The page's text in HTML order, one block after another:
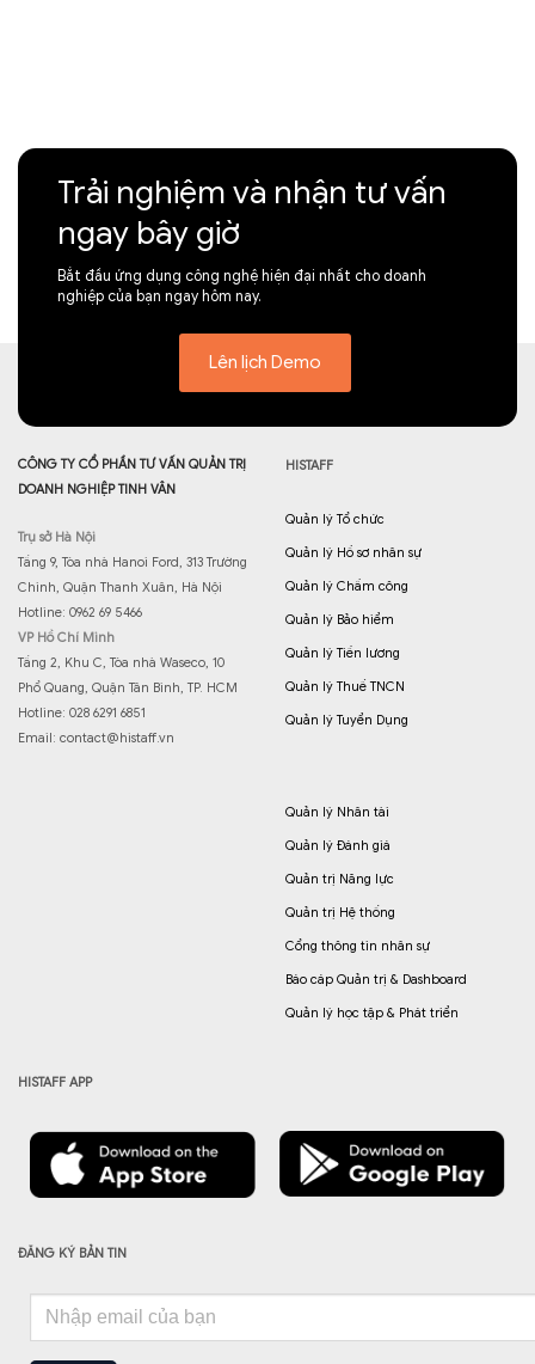
Trải nghiệm và nhận tư vấn
ngay bây giờ
Bắt đầu ứng dụng công nghệ hiện đại nhất cho doanh
nghiệp của bạn ngay hôm nay.
Lên lịch Demo
CÔNG TY CỔ PHẦN TƯ VẤN QUẢN TRỊ
DOANH NGHIỆP TINH VÂN
Trụ sở Hà Nội
Tầng 9, Tòa nhà Hanoi Ford, 313 Trường
Chinh, Quận Thanh Xuân, Hà Nội
Hotline: 0962 69 5466
VP Hồ Chí Minh
Tầng 2, Khu C, Tòa nhà Waseco, 10
Phổ Quang, Quận Tân Bình, TP. HCM
Hotline: 028 6291 6851
Email: contact@histaff.vn
HISTAFF
Quản lý Tổ chức
Quản lý Hồ sơ nhân sự
Quản lý Chấm công
Quản lý Bảo hiểm
Quản lý Tiền lương
Quản lý Thuế TNCN
Quản lý Tuyển Dụng
Quản lý Nhân tài
Quản lý Đánh giá
Quản trị Năng lực
Quản trị Hệ thống
Cổng thông tin nhân sự
Báo cáp Quản trị & Dashboard
Quản lý học tập & Phát triển
HISTAFF APP
ĐĂNG KÝ BẢN TIN